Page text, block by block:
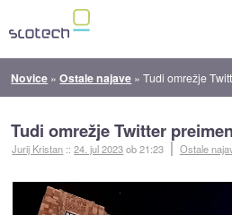
Novice »Ostale najave »Tudi omrežje
Tudi omrežje Twitter
Jurij Kristan ::24. jul 2023ob 21:23 Ostale